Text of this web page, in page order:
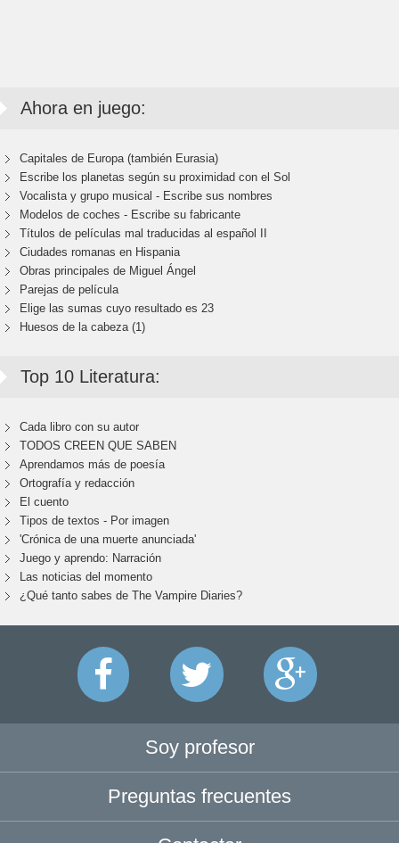
Ahora en juego:
Capitales de Europa (también Eurasia)
Escribe los planetas según su proximidad con el Sol
Vocalista y grupo musical - Escribe sus nombres
Modelos de coches - Escribe su fabricante
Títulos de películas mal traducidas al español II
Ciudades romanas en Hispania
Obras principales de Miguel Ángel
Parejas de película
Elige las sumas cuyo resultado es 23
Huesos de la cabeza (1)
Top 10 Literatura:
Cada libro con su autor
TODOS CREEN QUE SABEN
Aprendamos más de poesía
Ortografía y redacción
El cuento
Tipos de textos - Por imagen
'Crónica de una muerte anunciada'
Juego y aprendo: Narración
Las noticias del momento
¿Qué tanto sabes de The Vampire Diaries?
Soy profesor
Preguntas frecuentes